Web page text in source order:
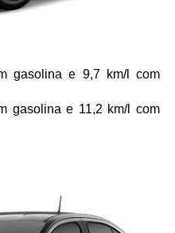
gasolina e 9,7 km/l com
gasolina e 11,2 km/l com